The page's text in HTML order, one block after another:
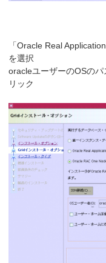
「Oracle Real
を選択
oracleユーザーのOSの
リック